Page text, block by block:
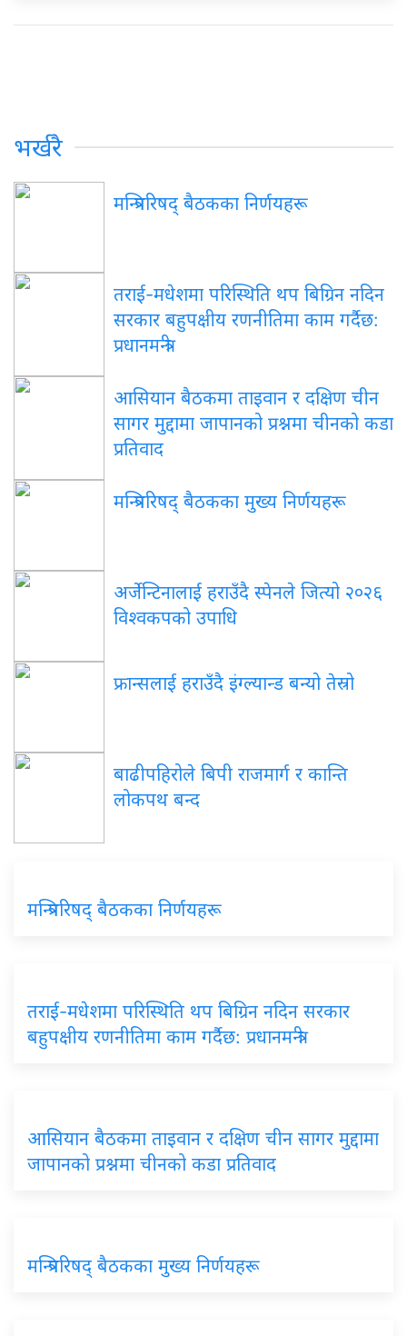
भर्खरै
मन्त्रिपरिषद् बैठकका निर्णयहरू
तराई-मधेशमा परिस्थिति थप बिग्रिन नदिन
सरकार बहुपक्षीय रणनीतिमा काम गर्दैछ:
प्रधानमन्त्री
आसियान बैठकमा ताइवान र दक्षिण चीन
सागर मुद्दामा जापानको प्रश्नमा चीनको कडा
प्रतिवाद
मन्त्रिपरिषद् बैठकका मुख्य निर्णयहरू
अर्जेन्टिनालाई हराउँदै स्पेनले जित्यो २०२६
विश्वकपको उपाधि
फ्रान्सलाई हराउँदै इंग्ल्यान्ड बन्यो तेस्रो
बाढीपहिरोले बिपी राजमार्ग र कान्ति
लोकपथ बन्द
मन्त्रिपरिषद् बैठकका निर्णयहरू
तराई-मधेशमा परिस्थिति थप बिग्रिन नदिन सरकार
बहुपक्षीय रणनीतिमा काम गर्दैछ: प्रधानमन्त्री
आसियान बैठकमा ताइवान र दक्षिण चीन सागर मुद्दामा
जापानको प्रश्नमा चीनको कडा प्रतिवाद
मन्त्रिपरिषद् बैठकका मुख्य निर्णयहरू